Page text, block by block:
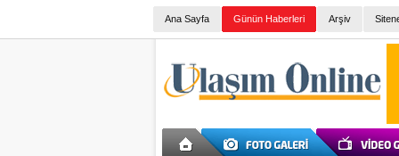
Ana Sayfa Günün Haberleri Arşiv